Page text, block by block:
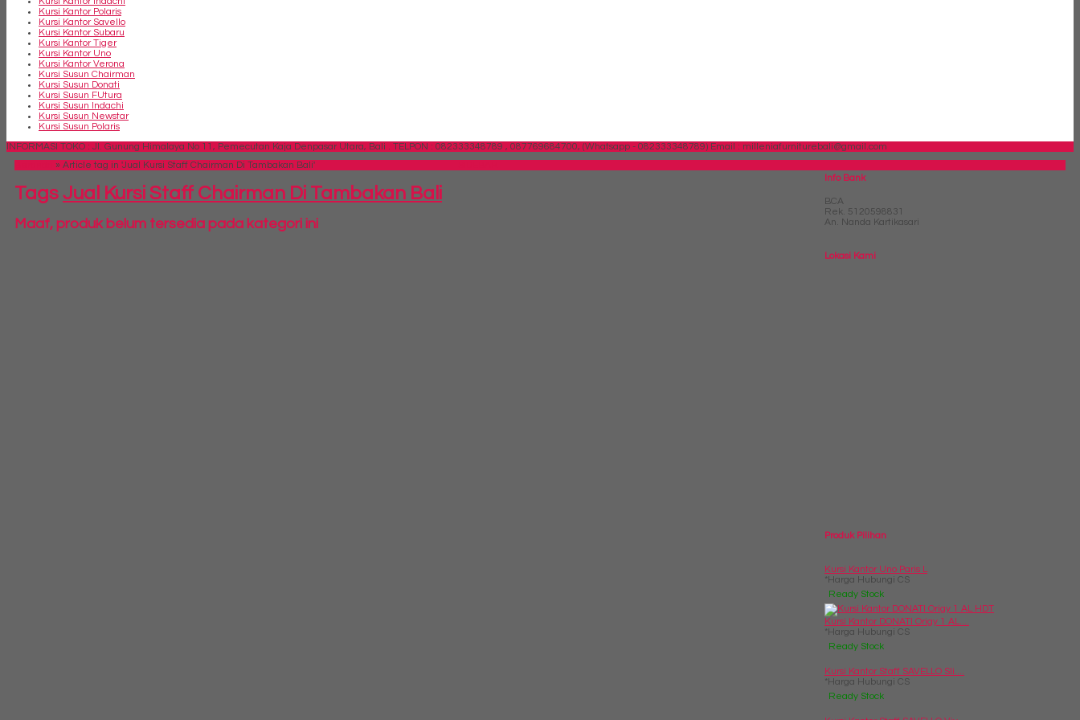
Kursi Kantor Polaris
Kursi Kantor Savello
Kursi Kantor Subaru
Kursi Kantor Tiger
Kursi Kantor Uno
Kursi Kantor Verona
Kursi Susun Chairman
Kursi Susun Donati
Kursi Susun FUtura
Kursi Susun Indachi
Kursi Susun Newstar
Kursi Susun Polaris
INFORMASI TOKO : Jl. Gunung Himalaya No 11, Pemecutan Kaja Denpasar Utara, Bali . TELPON : 082333348789 , 087769684700, (Whatsapp - 082333348789) Email : milleniafurniturebali@gmail.com
» Article tag in 'Jual Kursi Staff Chairman Di Tambakan Bali'
Tags Jual Kursi Staff Chairman Di Tambakan Bali
Maaf, produk belum tersedia pada kategori ini
Info Bank
BCA
Rek. 5120598831
An. Nanda Kartikasari
Lokasi Kami
Produk Pilihan
Kursi Kantor Uno Paris L
*Harga Hubungi CS
Ready Stock
Kursi Kantor DONATI Origy 1 AL....
*Harga Hubungi CS
Ready Stock
Kursi Kantor Staff SAVELLO Sli....
*Harga Hubungi CS
Ready Stock